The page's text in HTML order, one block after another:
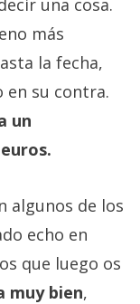
una cosa.
más
la fecha,
en su contra.
un
algunos de los
echo en
que luego os
muy bien,